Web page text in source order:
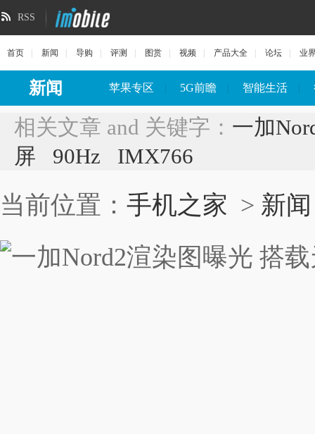
RSS
首页 新闻 导购 评测 图赏 视频 产品大全 论坛 业
新闻 苹果专区 5G前瞻 智能生活
相关文章 and 关键字： 一加
屏
90Hz IMX766
当前位置： 手机之家 > 新闻